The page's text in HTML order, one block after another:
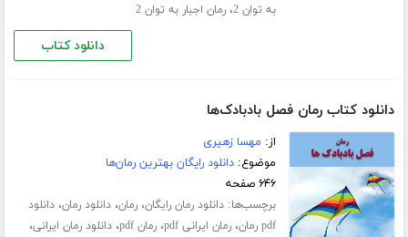
به توان 2 ،رمان اجبار به توان 2
دانلود کتاب
دانلود کتاب رمان فصل بادبادک‌ها
از: مهسا زهیری
موضوع:دانلود رایگان بهترین رمان‌ها
۶۴۶ صفحه
برچسب‌ها:دانلود رمان رایگان،رمان،دانلود رمان،دانلود
pdf رمان
،رمان ایرانی pdf ،رمان pdf ،دانلود رمان ایرانی،